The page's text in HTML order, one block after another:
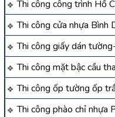
Thi công công trình Hồ
Thi công cửa nhựa Bình
Thi công giấy dán
Thi công mặt bậc cầu
Thi công ốp tường ốp
Thi công phào chỉ nhựa